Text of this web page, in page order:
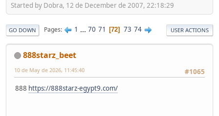
Started by Dobra, 12 de December de 2007, 22:18:29
GO DOWN Pages 1 ... 70 71 72 73 74 USER ACTIONS
888starz_beet
#1065
10 de May de 2026, 11:45:40
888 https://888starz-egypt9.com/